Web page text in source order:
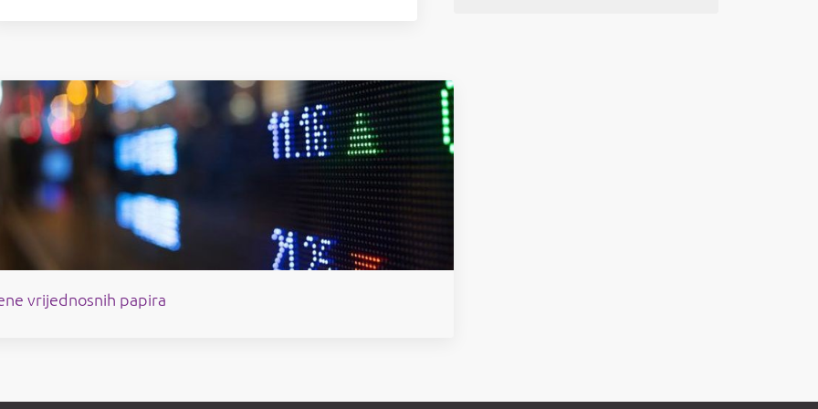
vrijednosnih papira